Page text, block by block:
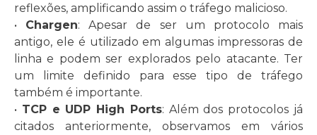
reflexões, amplificando assim o tráfego malicioso.
• Chargen: Apesar de ser um protocolo mais
antigo, ele é utilizado em algumas impressoras de
linha e podem ser explorados pelo atacante. Ter
um limite definido para esse tipo de tráfego
também é importante.
• TCP e UDP High Ports: Além dos protocolos já
citados anteriormente, observamos em vários